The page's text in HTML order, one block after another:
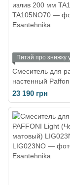
Питай про знижку
Смеситель для
настенный
(цвет - чёрный
излив 200 мм
23 190 грн